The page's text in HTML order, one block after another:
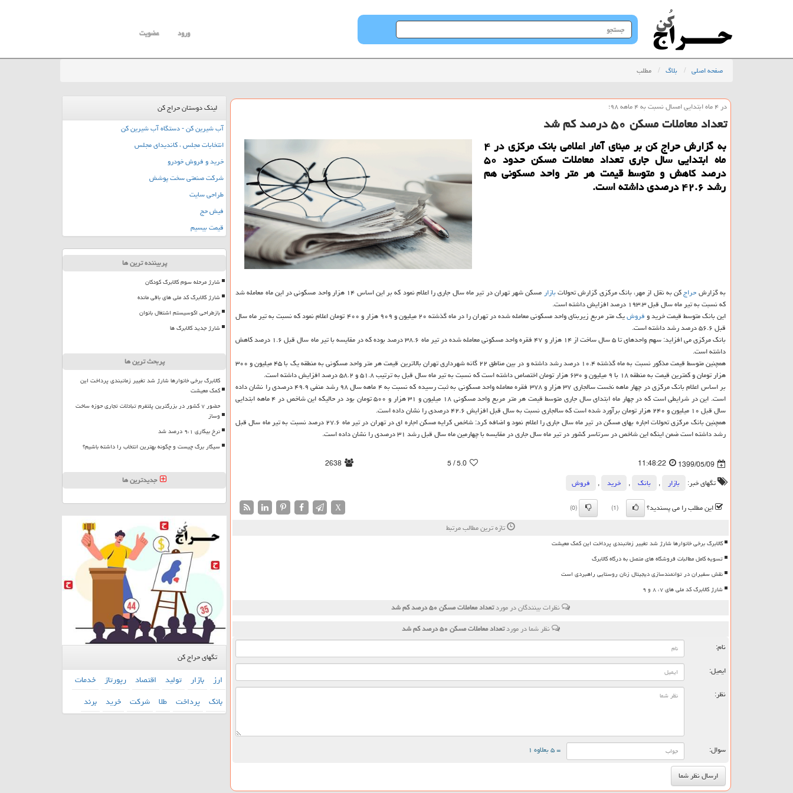
جستجو
در
ورود عضویت
صفحه اصلی بلاگ مطلب
در ۴ ماه ابتدایی امسال نسبت به ۴ ماهه ۹۸؛
تعداد معاملات مسكن ۵۰ درصد كم شد
به گزارش حراج كن بر مبنای آمار اعلامی بانك مركزی در ۴
ماه ابتدایی سال جاری تعداد معاملات مسكن حدود ۵۰
درصد كاهش و متوسط قیمت هر متر واحد مسكونی هم
رشد ۴۲.۶ درصدی داشته است.
به گزارشحراجکن به نقل از مهر، بانک مرکزی گزارش تحولاتبازار
مسکن شهر تهران در تیر ماه سال جاری را اعلام نمود که بر این اساس ۱۴ هزار واحد مسکونی در این ماه معامله شد
که نسبت به تیر ماه سال قبل ۱۹۳.۳ درصد افزایش داشته است.
این بانک متوسط قیمت خرید وفروش
یک متر مربع زیربنای واحد مسکونی معامله شده در تهران را در ماه گذشته ۲۰ میلیون و ۹۰۹ هزار و ۴۰۰ تومان اعلام نمود که نسبت به تیر ماه سال
قبل ۵۶.۶ درصد رشد داشته است.
بانک مرکزی می افزاید: سهم واحدهای تا ۵ سال ساخت از ۱۴ هزار و ۴۷ فقره واحد مسکونی معامله شده در تیر ماه ۳۸.۶ درصد بوده که در مقایسه با تیر ماه سال قبل ۱.۶ درصد کاهش
داشته است.
همچنین متوسط قیمت مذکور نسبت به ماه گذشته ۱۰.۴ درصد رشد داشته و در بین مناطق ۲۲ گانه شهرداری تهران بالاترین قیمت هر متر واحد مسکونی به منطقه یک با ۴۵ میلیون و ۳۰۰
هزار تومان و کمترین قیمت به منطقه ۱۸ با ۹ میلیون و ۶۳۰ هزار تومان اختصاص داشته است که نسبت به تیر ماه سال قبل به ترتیب ۵۱.۸ و ۵۸.۲ درصد افزایش داشته است.
بر اساس اعلام بانک مرکزی در چهار ماهه نخست سالجاری ۳۷ هزار و ۳۷۸ فقره معامله واحد مسکونی به ثبت رسیده که نسبت به ۴ ماهه سال ۹۸ رشد منفی ۴۹.۹ درصدی را نشان داده
است. این در شرایطی است که در چهار ماه ابتدای سال جاری متوسط قیمت هر متر مربع واحد مسکونی ۱۸ میلیون و ۳۱ هزار و ۵۰۰ تومان بود در حالیکه این شاخص در ۴ ماهه ابتدایی
سال قبل ۱۰ میلیون و ۲۴۰ هزار تومان برآورد شده است که سالجاری نسبت به سال قبل افزایش ۴۲.۶ درصدی را نشان داده است.
همچنین بانک مرکزی تحولات اجاره بهای مسکن در تیر ماه سال جاری را اعلام نمود و اضافه کرد: شاخص کرایه مسکن اجاره ای در تهران در تیر ماه ۲۷.۶ درصد نسبت به تیر ماه سال قبل
رشد داشته است ضمن اینکه این شاخص در سرتاسر کشور در تیر ماه سال جاری در مقایسه با چهارمین ماه سال قبل رشد ۳۱ درصدی را نشان داده است.
1399/05/09
11:48:22
5.0
/ 5
2638
تگهای خبر:
بازار , بانك , خرید ,
فروش
این مطلب را می پسندید؟
(1)
(0)
X
تازه ترین مطالب مرتبط
کالابرگ برخی خانوارها شارژ شد تغییر زمانبندی پرداخت این کمک معیشت
تسویه کامل مطالبات فروشگاه های متصل به درگاه کالابرگ
نقش سفیران در توانمندسازی دیجیتال زنان روستایی راهبردی است
شارژ کالابرگ کد ملی های ۷، ۸ و ۹
نظرات بینندگان در موردتعداد معاملات مسكن ۵۰ درصد كم شد
نظر شما در موردتعداد معاملات مسكن ۵۰ درصد كم شد
نام:
ایمیل:
نظر:
سوال: = ۵ بعلاوه ۱
لینک دوستان حراج کن
آب شیرین کن - دستگاه آب شیرین کن
انتخابات مجلس ، کاندیدای مجلس
خرید و فروش خودرو
شرکت صنعتی سخت پوشش
طراحی سایت
فیش حج
قیمت بیسیم
پربیننده ترین ها
شارژ مرحله سوم کالابرگ کودکان
شارژ کالابرگ کد ملی های باقی مانده
بازطراحی اکوسیستم اشتغال بانوان
شارژ جدید کالابرگ ها
پربحث ترین ها
کالابرگ برخی خانوارها شارژ شد تغییر زمانبندی پرداخت این
کمک معیشت
حضور ۷ کشور در بزرگترین پلتفرم تبادلات تجاری حوزه ساخت
وساز
نرخ بیکاری ۹،۱ درصد شد
سیگار برگ چیست و چگونه بهترین انتخاب را داشته باشیم؟
جدیدترین ها
تگهای حراج کن
ارز بازار تولید اقتصاد رپورتاژ خدمات
بانك پرداخت طلا شركت خرید برند